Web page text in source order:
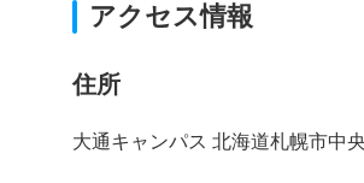
アクセス情報
住所
大通キャンパス 北海道札幌市中